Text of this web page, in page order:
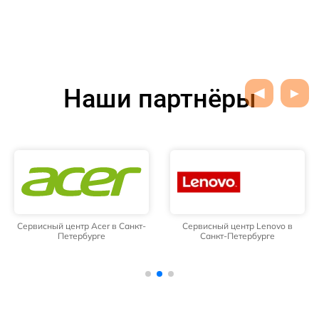
Наши партнёры
Сервисный центр Acer в Санкт-
Петербурге
Сервисный центр Lenovo в
Санкт-Петербурге